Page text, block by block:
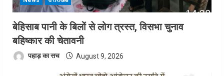
बेहिसाब पानी के बिलों से लोग त्रस्त, विसभा चुनाव
बहिष्कार की चेतावनी
पहाड़ का सच August 9, 2026